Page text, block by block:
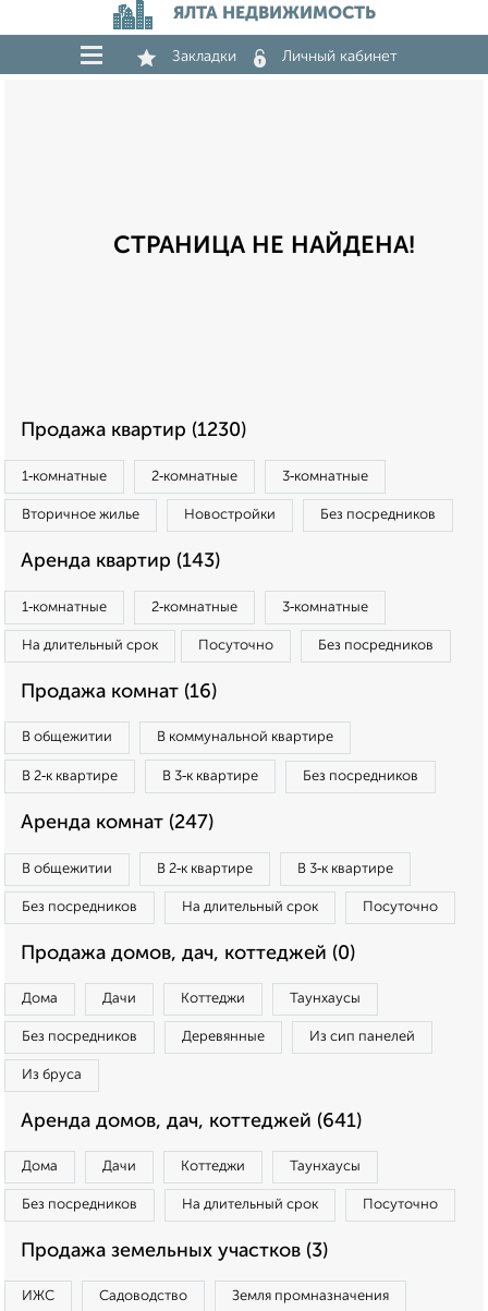
ЯЛТА НЕДВИЖИМОСТЬ
Закладки Личный кабинет
СТРАНИЦА НЕ НАЙДЕНА!
Продажа квартир (1230)
1‑комнатные 2‑комнатные 3‑комнатные
Вторичное жилье Новостройки Без посредников
Аренда квартир (143)
1‑комнатные 2‑комнатные 3‑комнатные
На длительный срок Посуточно Без посредников
Продажа комнат (16)
В общежитии В коммунальной квартире
В 2‑к квартире В 3‑к квартире Без посредников
Аренда комнат (247)
В общежитии В 2‑к квартире В 3‑к квартире
Без посредников На длительный срок Посуточно
Продажа домов, дач, коттеджей (0)
Дома Дачи Коттеджи Таунхаусы
Без посредников Деревянные Из сип панелей
Из бруса
Аренда домов, дач, коттеджей (641)
Дома Дачи Коттеджи Таунхаусы
Без посредников На длительный срок Посуточно
Продажа земельных участков (3)
ИЖС Садоводство Земля промназначения